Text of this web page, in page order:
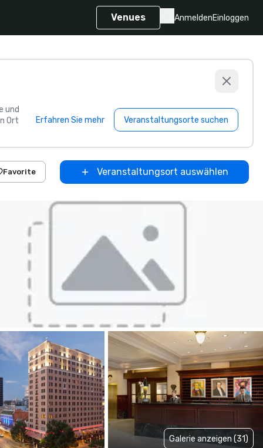
Venues AnmeldenEinloggen
und
Ort
Erfahren Sie mehr Veranstaltungsorte suchen
Favorite Veranstaltungsort auswählen
Galerie anzeigen (31)